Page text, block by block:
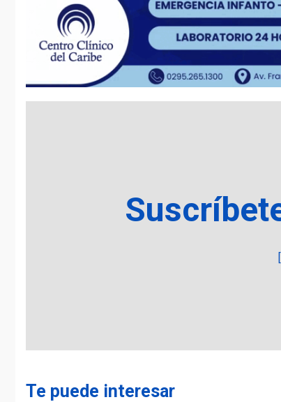
Te puede interesar